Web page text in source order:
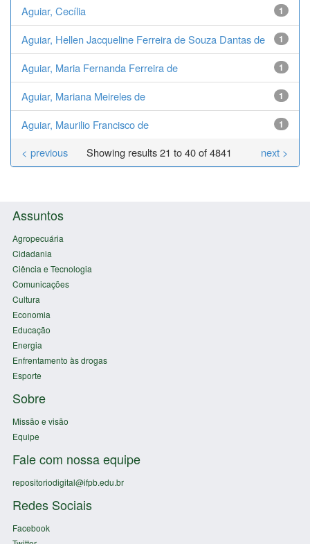
Aguiar, Cecília 1
Aguiar, Hellen Jacqueline Ferreira de Souza Dantas de 1
Aguiar, Maria Fernanda Ferreira de 1
Aguiar, Mariana Meireles de 1
Aguiar, Maurilio Francisco de 1
Showing results 21 to 40 of 4841
< previous next >
Assuntos
Agropecuária
Cidadania
Ciência e Tecnologia
Comunicações
Cultura
Economia
Educação
Energia
Enfrentamento às drogas
Esporte
Sobre
Missão e visão
Equipe
Fale com nossa equipe
repositoriodigital@ifpb.edu.br
Redes Sociais
Facebook